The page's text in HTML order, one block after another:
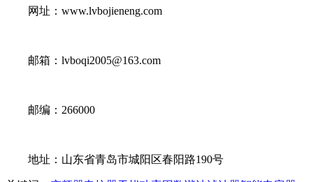
网址：www.lvbojieneng.com
邮箱：lvboqi2005@163.com
邮编：266000
地址：山东省青岛市城阳区春阳路190号